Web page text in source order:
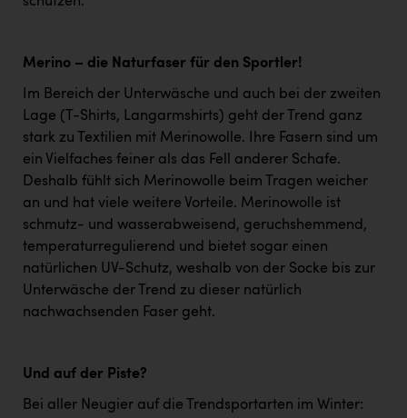
Merino – die Naturfaser für den Sportler!
Im Bereich der Unterwäsche und auch bei der zweiten
Lage (T-Shirts, Langarmshirts) geht der Trend ganz
stark zu Textilien mit Merinowolle. Ihre Fasern sind um
ein Vielfaches feiner als das Fell anderer Schafe.
Deshalb fühlt sich Merinowolle beim Tragen weicher
an und hat viele weitere Vorteile. Merinowolle ist
schmutz- und wasserabweisend, geruchshemmend,
temperaturregulierend und bietet sogar einen
natürlichen UV-Schutz, weshalb von der Socke bis zur
Unterwäsche der Trend zu dieser natürlich
nachwachsenden Faser geht.
Und auf der Piste?
Bei aller Neugier auf die Trendsportarten im Winter: